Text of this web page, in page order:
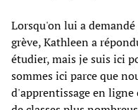
Lorsqu'on lui a
grève, Kathleen a
étudier, mais je suis ici
sommes ici parce que
d'apprentissage en